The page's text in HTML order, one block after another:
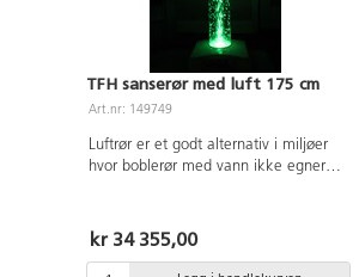
TFH sanserør med luft 175 cm
Art.nr: 149749
Luftrør er et godt alternativ i miljøer
hvor boblerør med vann ikke egner
Viften kan stilles inn på forskjellige
styrker. Legg hånden på toppen og du
kr 34 355,00